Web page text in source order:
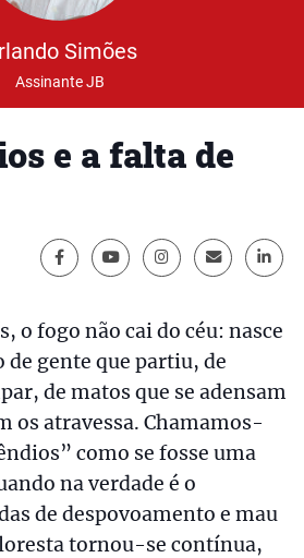
Simões
Assinante JB
e a falta de
o fogo não cai do céu: nasce
de gente que partiu, de
de matos que se adensam
os atravessa. Chamamos-
como se fosse uma
na verdade é o
de despovoamento e mau
tornou-se contínua,